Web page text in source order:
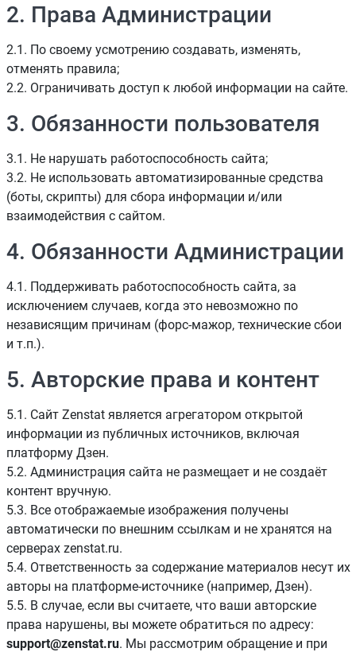
2. Права Администрации
2.1. По своему усмотрению создавать, изменять,
отменять правила;
2.2. Ограничивать доступ к любой информации на сайте.
3. Обязанности пользователя
3.1. Не нарушать работоспособность сайта;
3.2. Не использовать автоматизированные средства
(боты, скрипты) для сбора информации и/или
взаимодействия с сайтом.
4. Обязанности Администрации
4.1. Поддерживать работоспособность сайта, за
исключением случаев, когда это невозможно по
независящим причинам (форс-мажор, технические сбои
и т.п.).
5. Авторские права и контент
5.1. Сайт Zenstat является агрегатором открытой
информации из публичных источников, включая
платформу Дзен.
5.2. Администрация сайта не размещает и не создаёт
контент вручную.
5.3. Все отображаемые изображения получены
автоматически по внешним ссылкам и не хранятся на
серверах zenstat.ru.
5.4. Ответственность за содержание материалов несут их
авторы на платформе-источнике (например, Дзен).
5.5. В случае, если вы считаете, что ваши авторские
права нарушены, вы можете обратиться по адресу:
support@zenstat.ru. Мы рассмотрим обращение и при